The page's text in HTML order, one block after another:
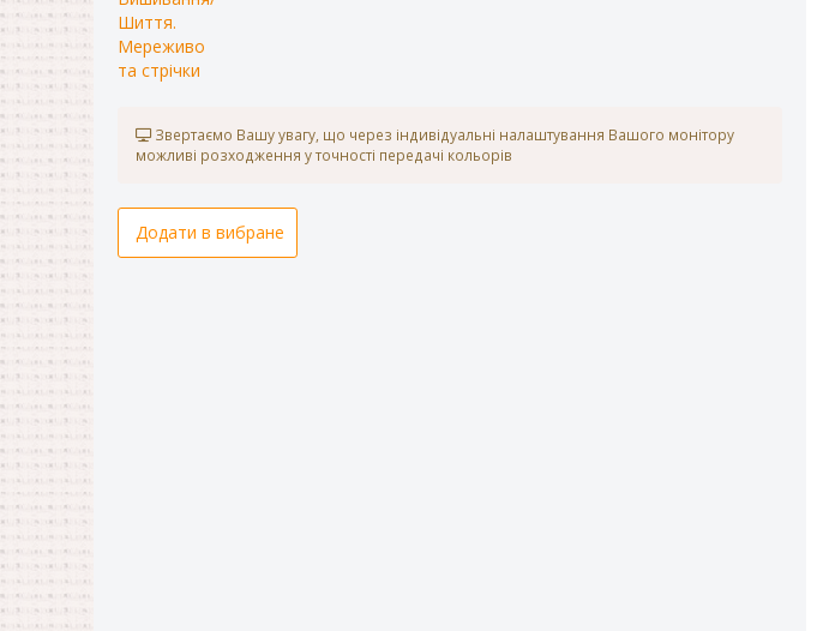
Звертаємо Вашу увагу, що через індивідуальні налаштування Вашого монітору
можливі розходження у точності передачі кольорів
Додати в вибране